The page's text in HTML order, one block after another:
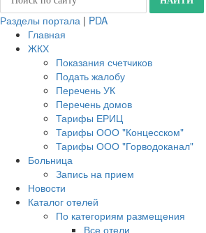
Разделы портала | PDA
Главная
ЖКХ
Показания счетчиков
Подать жалобу
Перечень УК
Перечень домов
Тарифы ЕРИЦ
Тарифы ООО "Концесском"
Тарифы ООО "Горводоканал"
Больница
Запись на прием
Новости
Каталог отелей
По категориям размещения
Все отели